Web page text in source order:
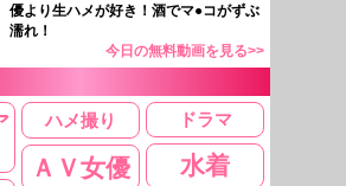
優より生ハメが好き！酒でマ●コがずぶ
濡れ！
今日の無料動画を見る>>
ハメ撮り ドラマ
水着
ＡＶ女優